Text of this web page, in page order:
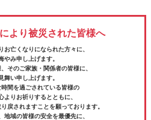
より被災された皆様へ
お亡くなりになられた方々に、
やみ申し上げます。
そのご家族・関係者の皆様に、
舞い申し上げます。
間を過ごされている皆様の
よりお祈りするとともに、
戻されますことを願っております。
地域の皆様の安全を最優先に、